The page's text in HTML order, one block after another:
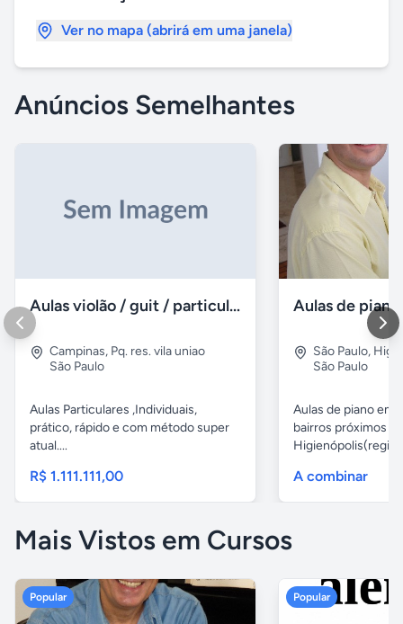
Ver no mapa (abrirá em uma janela)
Anúncios Semelhantes
Aulas violão / guit / particular
Campinas, Pq. res. vila uniao
São Paulo
Aulas Particulares ,Individuais,
prático, rápido e com método super
atual....
R$ 1.111.111,00
São Paulo,
São Paulo
Aulas de piano em
bairros próximos
A combinar
Mais Vistos em Cursos
Popular Popular